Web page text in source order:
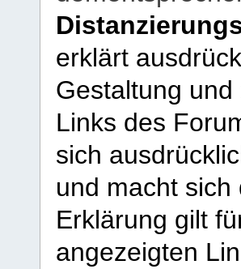
erklärt
Gestaltung
Links des
sich
und macht
Erklärung gilt
angezeigten